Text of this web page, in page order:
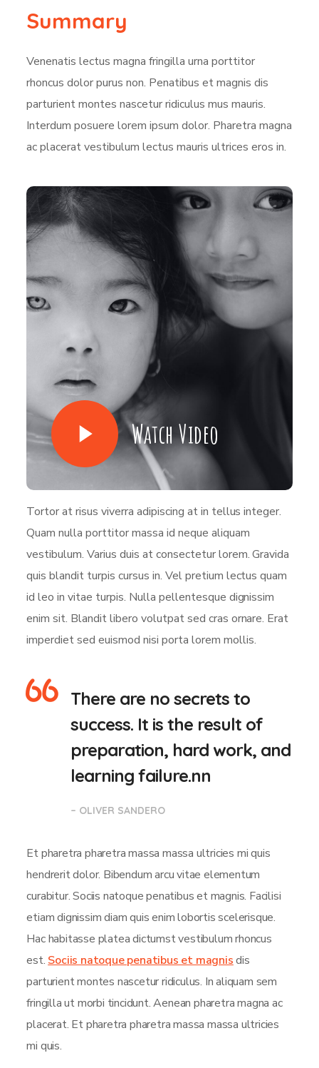
Summary
Venenatis lectus magna fringilla urna porttitor
rhoncus dolor purus non. Penatibus et magnis dis
parturient montes nascetur ridiculus mus mauris.
Interdum posuere lorem ipsum dolor. Pharetra magna
ac placerat vestibulum lectus mauris ultrices eros in.
Watch Video
Tortor at risus viverra adipiscing at in tellus integer.
Quam nulla porttitor massa id neque aliquam
vestibulum. Varius duis at consectetur lorem. Gravida
quis blandit turpis cursus in. Vel pretium lectus quam
id leo in vitae turpis. Nulla pellentesque dignissim
enim sit. Blandit libero volutpat sed cras ornare. Erat
imperdiet sed euismod nisi porta lorem mollis.
There are no secrets to
success. It is the result of
preparation, hard work, and
learning failure.nn
– OLIVER SANDERO
Et pharetra pharetra massa massa ultricies mi quis
hendrerit dolor. Bibendum arcu vitae elementum
curabitur. Sociis natoque penatibus et magnis. Facilisi
etiam dignissim diam quis enim lobortis scelerisque.
Hac habitasse platea dictumst vestibulum rhoncus
est. Sociis natoque penatibus et magnisdis
parturient montes nascetur ridiculus. In aliquam sem
fringilla ut morbi tincidunt. Aenean pharetra magna ac
placerat. Et pharetra pharetra massa massa ultricies
mi quis.